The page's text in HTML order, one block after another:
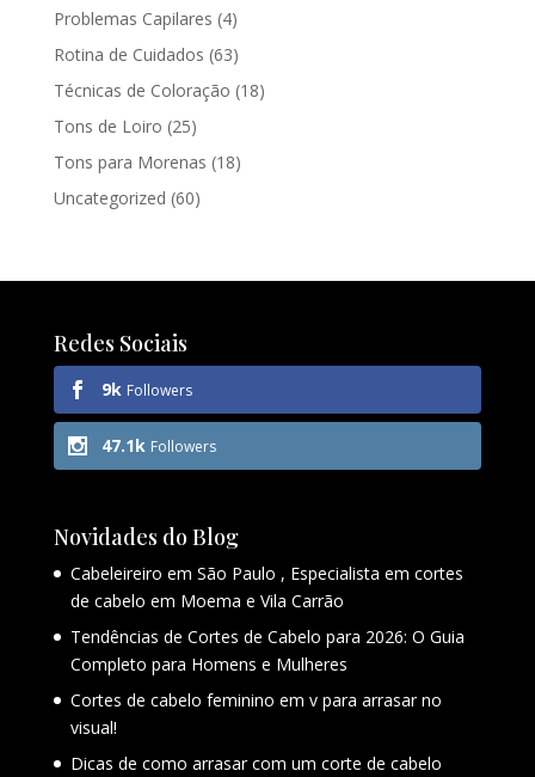
Problemas Capilares (4)
Rotina de Cuidados (63)
Técnicas de Coloração (18)
Tons de Loiro (25)
Tons para Morenas (18)
Uncategorized (60)
Redes Sociais
9k Followers
47.1k Followers
Novidades do Blog
Cabeleireiro em São Paulo , Especialista em cortes
de cabelo em Moema e Vila Carrão
Tendências de Cortes de Cabelo para 2026: O Guia
Completo para Homens e Mulheres
Cortes de cabelo feminino em v para arrasar no
visual!
Dicas de como arrasar com um corte de cabelo